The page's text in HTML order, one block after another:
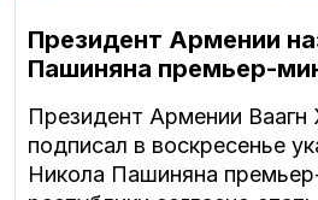
Президент Армении
Пашиняна премьер-
Президент Армении Ваагн
подписал в воскресенье
Никола Пашиняна